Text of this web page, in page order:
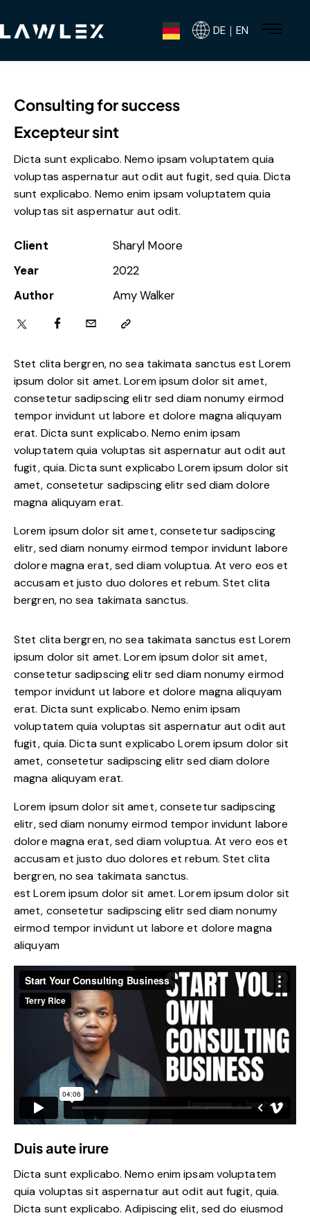
DE｜EN
Consulting for success
Stet clita bergren, no sea takimata sanctus est Lorem
ipsum dolor sit amet. Lorem ipsum dolor sit amet,
consetetur sadipscing elitr sed diam nonumy eirmod
tempor invidunt ut labore et dolore magna aliquyam
erat. Dicta sunt explicabo. Nemo enim ipsam
voluptatem quia voluptas sit aspernatur aut odit aut
fugit, quia. Dicta sunt explicabo Lorem ipsum dolor sit
amet, consetetur sadipscing elitr sed diam dolore
magna aliquyam erat.
Lorem ipsum dolor sit amet, consetetur sadipscing
elitr, sed diam nonumy eirmod tempor invidunt labore
dolore magna erat, sed diam voluptua. At vero eos et
accusam et justo duo dolores et rebum. Stet clita
bergren, no sea takimata sanctus.
Stet clita bergren, no sea takimata sanctus est Lorem
ipsum dolor sit amet. Lorem ipsum dolor sit amet,
consetetur sadipscing elitr sed diam nonumy eirmod
tempor invidunt ut labore et dolore magna aliquyam
erat. Dicta sunt explicabo. Nemo enim ipsam
voluptatem quia voluptas sit aspernatur aut odit aut
fugit, quia. Dicta sunt explicabo Lorem ipsum dolor sit
amet, consetetur sadipscing elitr sed diam dolore
magna aliquyam erat.
Lorem ipsum dolor sit amet, consetetur sadipscing
elitr, sed diam nonumy eirmod tempor invidunt labore
dolore magna erat, sed diam voluptua. At vero eos et
accusam et justo duo dolores et rebum. Stet clita
bergren, no sea takimata sanctus.
est Lorem ipsum dolor sit amet. Lorem ipsum dolor sit
amet, consetetur sadipscing elitr sed diam nonumy
eirmod tempor invidunt ut labore et dolore magna
aliquyam
Duis aute irure
Dicta sunt explicabo. Nemo enim ipsam voluptatem
quia voluptas sit aspernatur aut odit aut fugit, quia.
Dicta sunt explicabo. Adipiscing elit, sed do eiusmod
Excepteur sint
Dicta sunt explicabo. Nemo ipsam voluptatem quia
voluptas aspernatur aut odit aut fugit, sed quia. Dicta
sunt explicabo. Nemo enim ipsam voluptatem quia
voluptas sit aspernatur aut odit.
Client
Sharyl Moore
Year
2022
Author
Amy Walker